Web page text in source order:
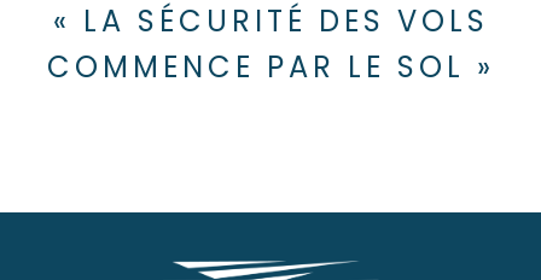
« LA SÉCURITÉ DES VOLS
COMMENCE PAR LE SOL »